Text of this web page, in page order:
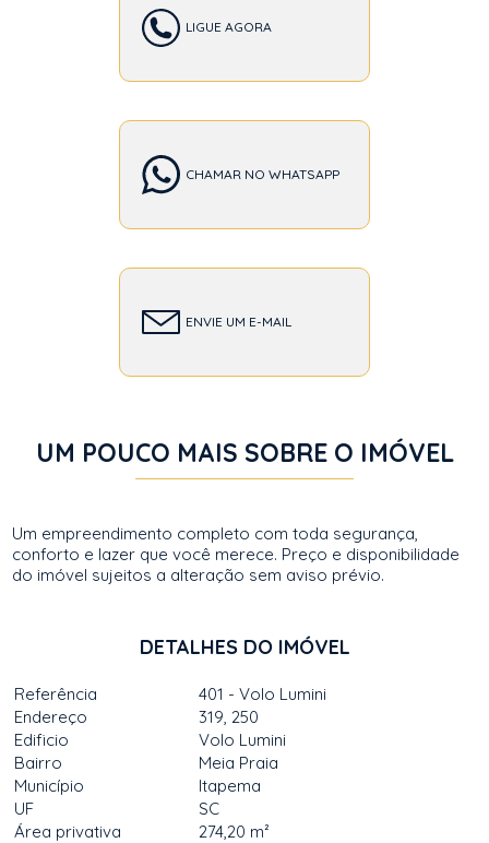
LIGUE AGORA
CHAMAR NO WHATSAPP
ENVIE UM E-MAIL
UM POUCO MAIS SOBRE O IMÓVEL
Um empreendimento completo com toda segurança,
conforto e lazer que você merece. Preço e disponibilidade
do imóvel sujeitos a alteração sem aviso prévio.
DETALHES DO IMÓVEL
Referência
401 - Volo Lumini
Endereço
319, 250
Edificio
Volo Lumini
Bairro
Meia Praia
Município
Itapema
UF
SC
Área privativa
274,20 m²